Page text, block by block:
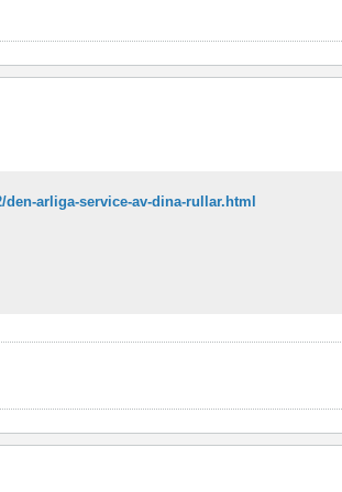
arliga-service-av-dina-rullar.html